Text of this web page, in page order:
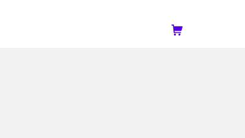
Carrito de la